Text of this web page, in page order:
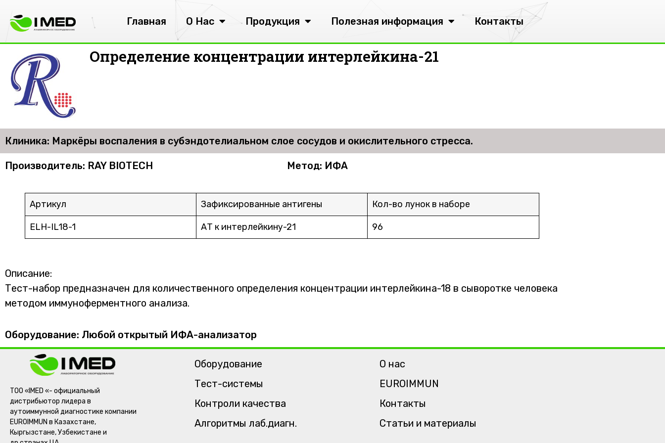
Главная О Нас Продукция Полезная информация Контакты
Определение концентрации интерлейкина-21
Клиника: Маркёры воспаления в субэндотелиальном слое сосудов и окислительного стресса.
Производитель: RAY BIOTECH Метод: ИФА
Артикул Зафиксированные антигены Кол-во лунок в наборе
ELH-IL18-1 АТ к интерлейкину-21 96
Описание:
Тест-набор предназначен для количественного определения концентрации интерлейкина-18 в сыворотке человека
методом иммуноферментного анализа.
Оборудование: Любой открытый ИФА-анализатор
ТОО «IMED «- официальный
дистрибьютор лидера в
аутоиммунной диагностике компании
EUROIMMUN в Казахстане,
Кыргызстане, Узбекистане и
Оборудование
Тест-системы
Контроли качества
Алгоритмы лаб.диагн.
О нас
EUROIMMUN
Контакты
Статьи и материалы